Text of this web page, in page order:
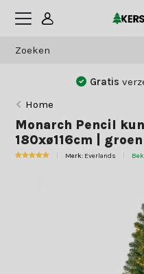
Gratis
Home
Monarch Pencil
180xø116cm |
Merk: Everlands